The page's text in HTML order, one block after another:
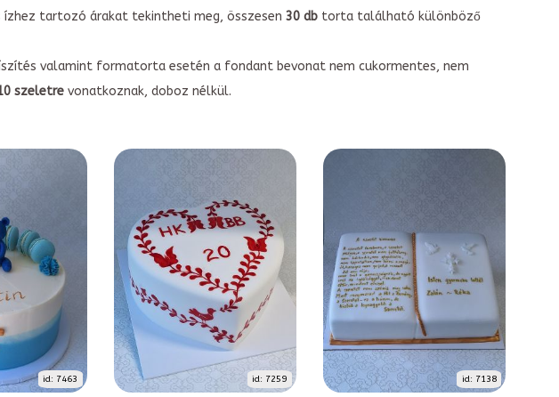
tartozó árakat tekintheti meg, összesen 30 dbtorta található különböző
valamint formatorta esetén a fondant bevonat nem cukormentes, nem
szeletrevonatkoznak, doboz nélkül.
id: 7463 id: 7259 id: 7138